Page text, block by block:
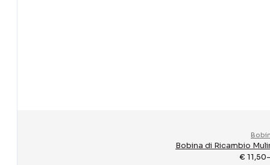
Bobina di Ricambio
€ 11,50-